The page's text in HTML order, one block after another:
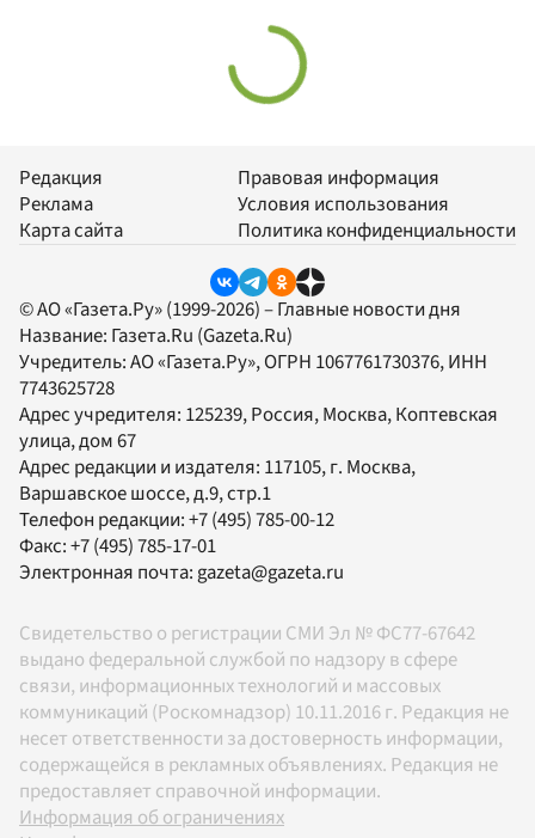
Редакция
Реклама
Карта сайта
Правовая информация
Условия использования
Политика конфиденциальности
© АО «Газета.Ру» (1999-2026) – Главные новости дня
Название: Газета.Ru (Gazeta.Ru)
Учредитель:АО «Газета.Ру», ОГРН 1067761730376, ИНН
7743625728
Адрес учредителя: 125239, Россия, Москва, Коптевская
улица, дом 67
Адрес редакции и издателя: 117105, г. Москва,
Варшавское шоссе, д.9, стр.1
Телефон редакции:+7 (495) 785-00-12
Факс:+7 (495) 785-17-01
Электронная почта:gazeta@gazeta.ru
Свидетельство о регистрации СМИ Эл № ФС77-67642
выдано федеральной службой по надзору в сфере
связи, информационных технологий и массовых
коммуникаций (Роскомнадзор) 10.11.2016 г. Редакция не
несет ответственности за достоверность информации,
содержащейся в рекламных объявлениях. Редакция не
предоставляет справочной информации.
Информация об ограничениях